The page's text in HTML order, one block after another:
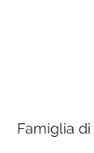
Famiglia